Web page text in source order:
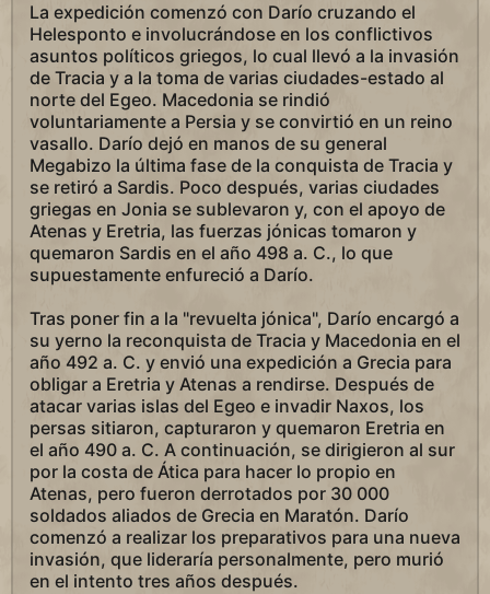
La expedición comenzó con Darío cruzando el
Helesponto e involucrándose en los conflictivos
asuntos políticos griegos, lo cual llevó a la invasión
de Tracia y a la toma de varias ciudades-estado al
norte del Egeo. Macedonia se rindió
voluntariamente a Persia y se convirtió en un reino
vasallo. Darío dejó en manos de su general
Megabizo la última fase de la conquista de Tracia y
se retiró a Sardis. Poco después, varias ciudades
griegas en Jonia se sublevaron y, con el apoyo de
Atenas y Eretria, las fuerzas jónicas tomaron y
quemaron Sardis en el año 498 a. C., lo que
supuestamente enfureció a Darío.
Tras poner fin a la "revuelta jónica", Darío encargó a
su yerno la reconquista de Tracia y Macedonia en el
año 492 a. C. y envió una expedición a Grecia para
obligar a Eretria y Atenas a rendirse. Después de
atacar varias islas del Egeo e invadir Naxos, los
persas sitiaron, capturaron y quemaron Eretria en
el año 490 a. C. A continuación, se dirigieron al sur
por la costa de Ática para hacer lo propio en
Atenas, pero fueron derrotados por 30 000
soldados aliados de Grecia en Maratón. Darío
comenzó a realizar los preparativos para una nueva
invasión, que lideraría personalmente, pero murió
en el intento tres años después.